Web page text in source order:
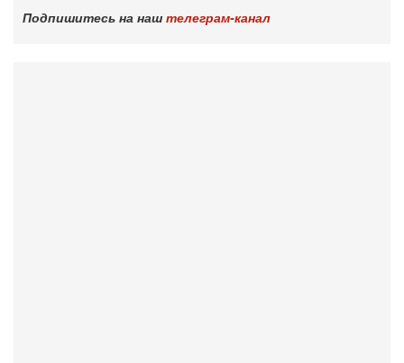
Подпишитесь на наш телеграм-канал